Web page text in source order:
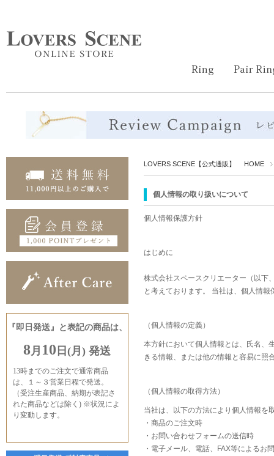
LOVERS SCENE【公式通販】 HOME
個人情報の取り扱いについて
個人情報保護方針
はじめに
株式会社スペースクリエーター（以下
と考えております。 当社は、個人情
（個人情報の定義）
本方針において個人情報とは、氏名、
きる情報、または他の情報と容易に照
（個人情報の取得方法）
当社は、以下の方法により個人情報を
・商品のご注文時
・お問い合わせフォームの送信時
・電子メール、電話、FAX等によるお